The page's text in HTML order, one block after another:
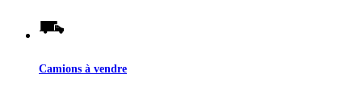
Camions à vendre